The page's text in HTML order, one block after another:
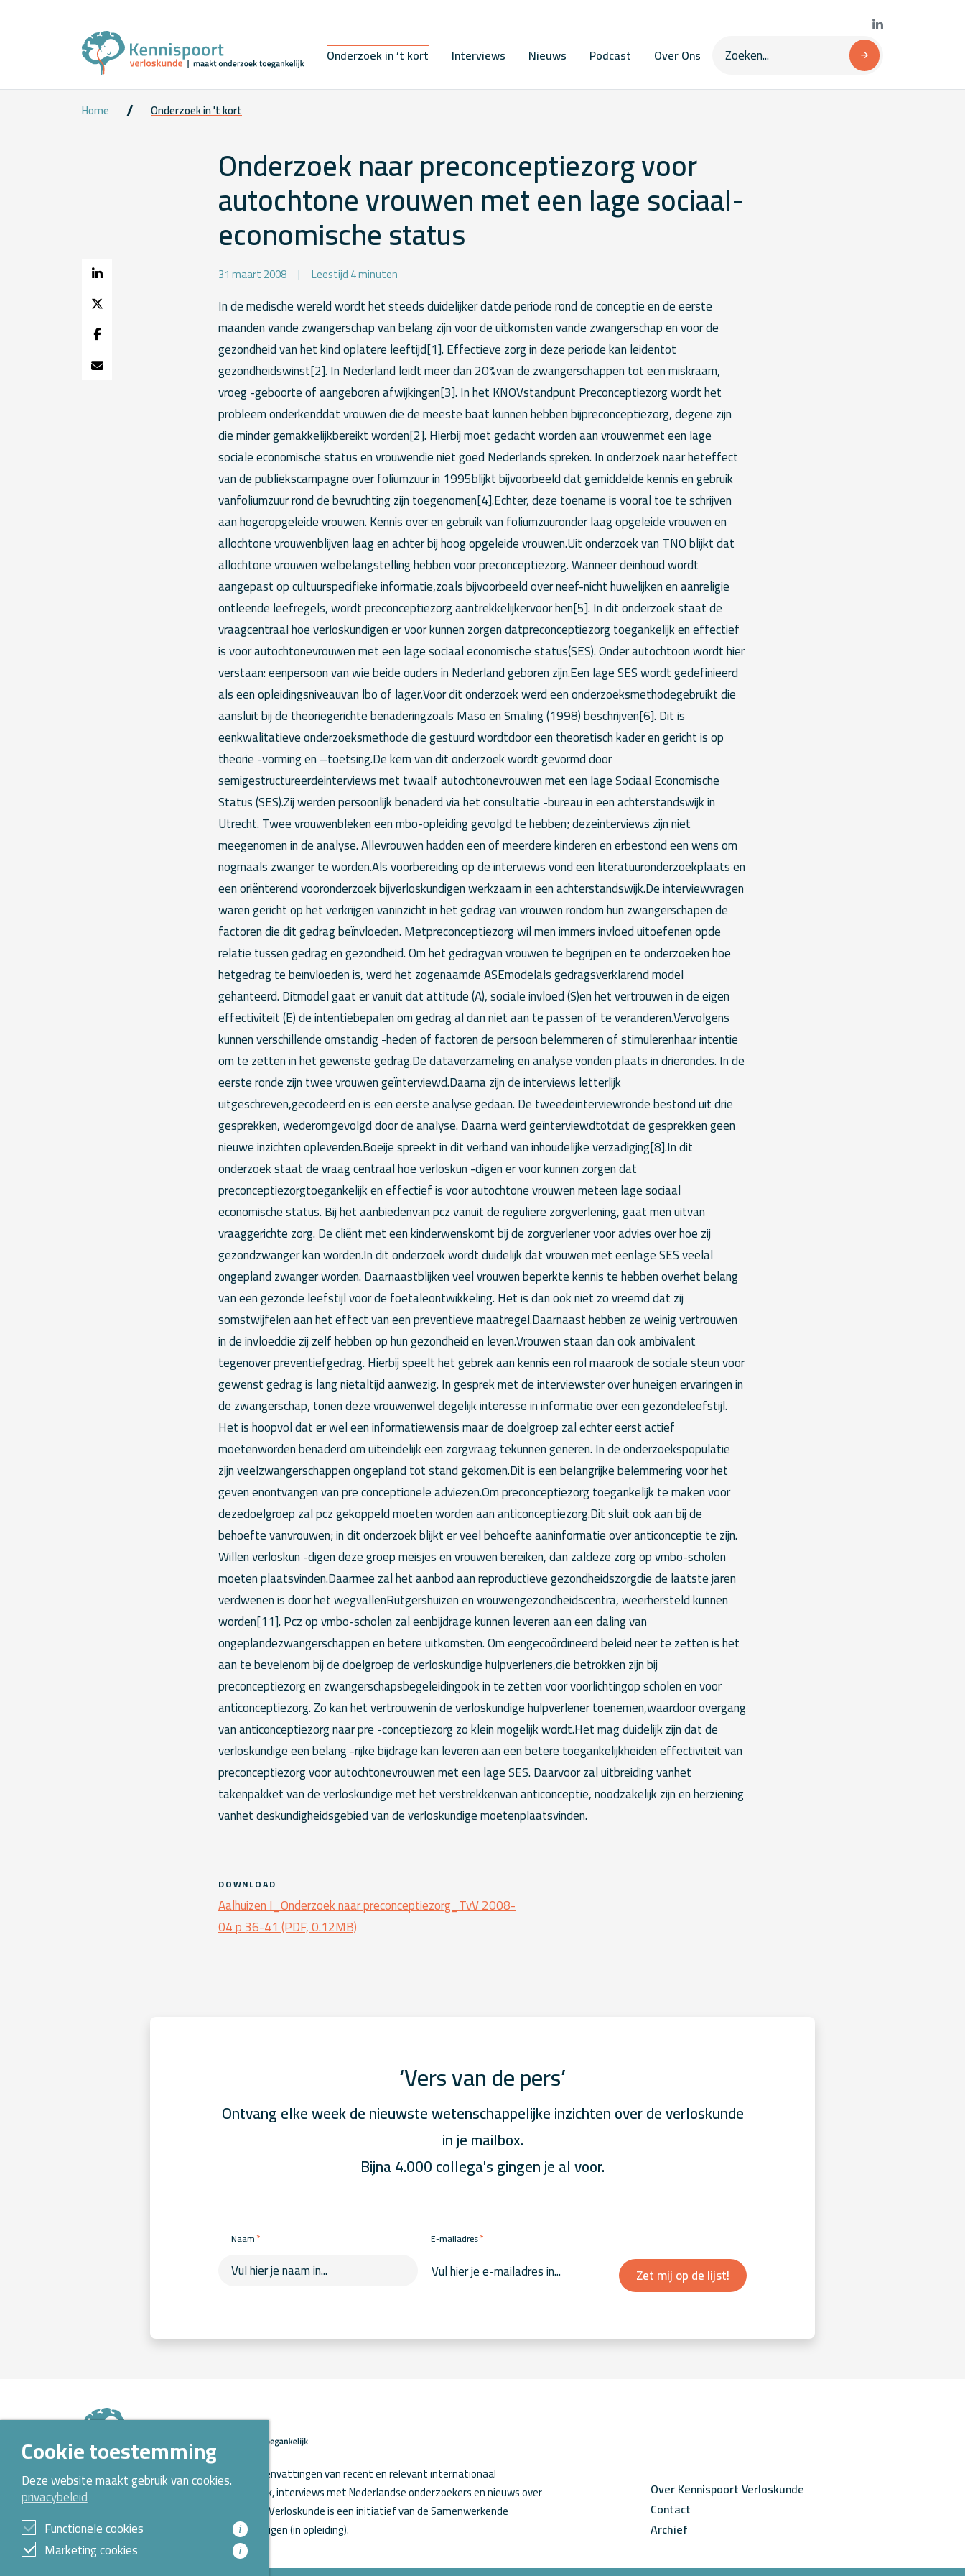
Onderzoek in ’t kort Interviews Nieuws Podcast Over Ons
Home Onderzoek in 't kort
Onderzoek naar preconceptiezorg voor
autochtone vrouwen met een lage sociaal-
economische status
31 maart 2008 Leestijd 4 minuten
In de medische wereld wordt het steeds duidelijker datde periode rond de conceptie en de eerste
maanden vande zwangerschap van belang zijn voor de uitkomsten vande zwangerschap en voor de
gezondheid van het kind oplatere leeftijd[1]. Effectieve zorg in deze periode kan leidentot
gezondheidswinst[2]. In Nederland leidt meer dan 20%van de zwangerschappen tot een miskraam,
vroeg -geboorte of aangeboren afwijkingen[3]. In het KNOVstandpunt Preconceptiezorg wordt het
probleem onderkenddat vrouwen die de meeste baat kunnen hebben bijpreconceptiezorg, degene zijn
die minder gemakkelijkbereikt worden[2]. Hierbij moet gedacht worden aan vrouwenmet een lage
sociale economische status en vrouwendie niet goed Nederlands spreken. In onderzoek naar heteffect
van de publiekscampagne over foliumzuur in 1995blijkt bijvoorbeeld dat gemiddelde kennis en gebruik
vanfoliumzuur rond de bevruchting zijn toegenomen[4].Echter, deze toename is vooral toe te schrijven
aan hogeropgeleide vrouwen. Kennis over en gebruik van foliumzuuronder laag opgeleide vrouwen en
allochtone vrouwenblijven laag en achter bij hoog opgeleide vrouwen.Uit onderzoek van TNO blijkt dat
allochtone vrouwen welbelangstelling hebben voor preconceptiezorg. Wanneer deinhoud wordt
aangepast op cultuurspecifieke informatie,zoals bijvoorbeeld over neef-nicht huwelijken en aanreligie
ontleende leefregels, wordt preconceptiezorg aantrekkelijkervoor hen[5]. In dit onderzoek staat de
vraagcentraal hoe verloskundigen er voor kunnen zorgen datpreconceptiezorg toegankelijk en effectief
is voor autochtonevrouwen met een lage sociaal economische status(SES). Onder autochtoon wordt hier
verstaan: eenpersoon van wie beide ouders in Nederland geboren zijn.Een lage SES wordt gedefinieerd
als een opleidingsniveauvan lbo of lager.Voor dit onderzoek werd een onderzoeksmethodegebruikt die
aansluit bij de theoriegerichte benaderingzoals Maso en Smaling (1998) beschrijven[6]. Dit is
eenkwalitatieve onderzoeksmethode die gestuurd wordtdoor een theoretisch kader en gericht is op
theorie -vorming en –toetsing.De kern van dit onderzoek wordt gevormd door
semigestructureerdeinterviews met twaalf autochtonevrouwen met een lage Sociaal Economische
Status (SES).Zij werden persoonlijk benaderd via het consultatie -bureau in een achterstandswijk in
Utrecht. Twee vrouwenbleken een mbo-opleiding gevolgd te hebben; dezeinterviews zijn niet
meegenomen in de analyse. Allevrouwen hadden een of meerdere kinderen en erbestond een wens om
nogmaals zwanger te worden.Als voorbereiding op de interviews vond een literatuuronderzoekplaats en
een oriënterend vooronderzoek bijverloskundigen werkzaam in een achterstandswijk.De interviewvragen
waren gericht op het verkrijgen vaninzicht in het gedrag van vrouwen rondom hun zwangerschapen de
factoren die dit gedrag beïnvloeden. Metpreconceptiezorg wil men immers invloed uitoefenen opde
relatie tussen gedrag en gezondheid. Om het gedragvan vrouwen te begrijpen en te onderzoeken hoe
hetgedrag te beïnvloeden is, werd het zogenaamde ASEmodelals gedragsverklarend model
gehanteerd. Ditmodel gaat er vanuit dat attitude (A), sociale invloed (S)en het vertrouwen in de eigen
effectiviteit (E) de intentiebepalen om gedrag al dan niet aan te passen of te veranderen.Vervolgens
kunnen verschillende omstandig -heden of factoren de persoon belemmeren of stimulerenhaar intentie
om te zetten in het gewenste gedrag.De dataverzameling en analyse vonden plaats in drierondes. In de
eerste ronde zijn twee vrouwen geïnterviewd.Daarna zijn de interviews letterlijk
uitgeschreven,gecodeerd en is een eerste analyse gedaan. De tweedeinterviewronde bestond uit drie
gesprekken, wederomgevolgd door de analyse. Daarna werd geïnterviewdtotdat de gesprekken geen
nieuwe inzichten opleverden.Boeije spreekt in dit verband van inhoudelijke verzadiging[8].In dit
onderzoek staat de vraag centraal hoe verloskun -digen er voor kunnen zorgen dat
preconceptiezorgtoegankelijk en effectief is voor autochtone vrouwen meteen lage sociaal
economische status. Bij het aanbiedenvan pcz vanuit de reguliere zorgverlening, gaat men uitvan
vraaggerichte zorg. De cliënt met een kinderwenskomt bij de zorgverlener voor advies over hoe zij
gezondzwanger kan worden.In dit onderzoek wordt duidelijk dat vrouwen met eenlage SES veelal
ongepland zwanger worden. Daarnaastblijken veel vrouwen beperkte kennis te hebben overhet belang
van een gezonde leefstijl voor de foetaleontwikkeling. Het is dan ook niet zo vreemd dat zij
somstwijfelen aan het effect van een preventieve maatregel.Daarnaast hebben ze weinig vertrouwen
in de invloeddie zij zelf hebben op hun gezondheid en leven.Vrouwen staan dan ook ambivalent
tegenover preventiefgedrag. Hierbij speelt het gebrek aan kennis een rol maarook de sociale steun voor
gewenst gedrag is lang nietaltijd aanwezig. In gesprek met de interviewster over huneigen ervaringen in
de zwangerschap, tonen deze vrouwenwel degelijk interesse in informatie over een gezondeleefstijl.
Het is hoopvol dat er wel een informatiewensis maar de doelgroep zal echter eerst actief
moetenworden benaderd om uiteindelijk een zorgvraag tekunnen generen. In de onderzoekspopulatie
zijn veelzwangerschappen ongepland tot stand gekomen.Dit is een belangrijke belemmering voor het
geven enontvangen van pre conceptionele adviezen.Om preconceptiezorg toegankelijk te maken voor
dezedoelgroep zal pcz gekoppeld moeten worden aan anticonceptiezorg.Dit sluit ook aan bij de
behoefte vanvrouwen; in dit onderzoek blijkt er veel behoefte aaninformatie over anticonceptie te zijn.
Willen verloskun -digen deze groep meisjes en vrouwen bereiken, dan zaldeze zorg op vmbo-scholen
moeten plaatsvinden.Daarmee zal het aanbod aan reproductieve gezondheidszorgdie de laatste jaren
verdwenen is door het wegvallenRutgershuizen en vrouwengezondheidscentra, weerhersteld kunnen
worden[11]. Pcz op vmbo-scholen zal eenbijdrage kunnen leveren aan een daling van
ongeplandezwangerschappen en betere uitkomsten. Om eengecoördineerd beleid neer te zetten is het
aan te bevelenom bij de doelgroep de verloskundige hulpverleners,die betrokken zijn bij
preconceptiezorg en zwangerschapsbegeleidingook in te zetten voor voorlichtingop scholen en voor
anticonceptiezorg. Zo kan het vertrouwenin de verloskundige hulpverlener toenemen,waardoor overgang
van anticonceptiezorg naar pre -conceptiezorg zo klein mogelijk wordt.Het mag duidelijk zijn dat de
verloskundige een belang -rijke bijdrage kan leveren aan een betere toegankelijkheiden effectiviteit van
preconceptiezorg voor autochtonevrouwen met een lage SES. Daarvoor zal uitbreiding vanhet
takenpakket van de verloskundige met het verstrekkenvan anticonceptie, noodzakelijk zijn en herziening
vanhet deskundigheidsgebied van de verloskundige moetenplaatsvinden.
DOWNLOAD
Aalhuizen I_Onderzoek naar preconceptiezorg_TvV 2008-
04 p 36-41 (PDF, 0.12MB)
‘Vers van de pers’
Ontvang elke week de nieuwste wetenschappelijke inzichten over de verloskunde
in je mailbox.
Bijna 4.000 collega's gingen je al voor.
Naam* E-mailadres*
Zet mij op de lijst!
Op Kennispoort Verloskunde vind je samenvattingen van recent en relevant internationaal
verloskundig wetenschappelijk onderzoek, interviews met Nederlandse onderzoekers en nieuws over
o.a. aanstaande promoties. Kennispoort Verloskunde is een initiatief van de Samenwerkende
Opleidingen Verloskunde voor verloskundigen (in opleiding).
Over Kennispoort Verloskunde
Contact
Archief
Cookie toestemming
Deze website maakt gebruik van cookies.
privacybeleid
Functionele cookies
i
Marketing cookies i